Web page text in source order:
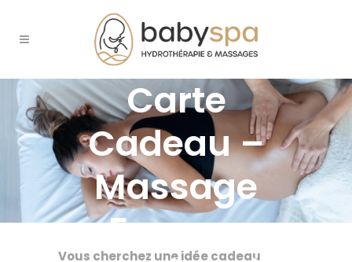
Carte
Cadeau –
Massage
Femme
Vous cherchez une idée cadeau